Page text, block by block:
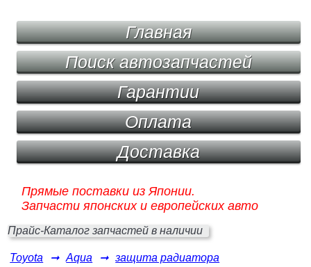
Главная
Поиск автозапчастей
Гарантии
Оплата
Доставка
Прямые поставки из Японии.
Запчасти японских и европейских авто
Прайс-Каталог запчастей в наличии
Toyota ➞ Aqua ➞ защита радиатора